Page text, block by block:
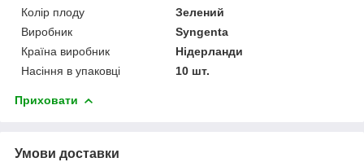
Колір плоду
Зелений
Виробник
Syngenta
Країна виробник
Нідерланди
Насіння в упаковці
10 шт.
Приховати
Умови доставки